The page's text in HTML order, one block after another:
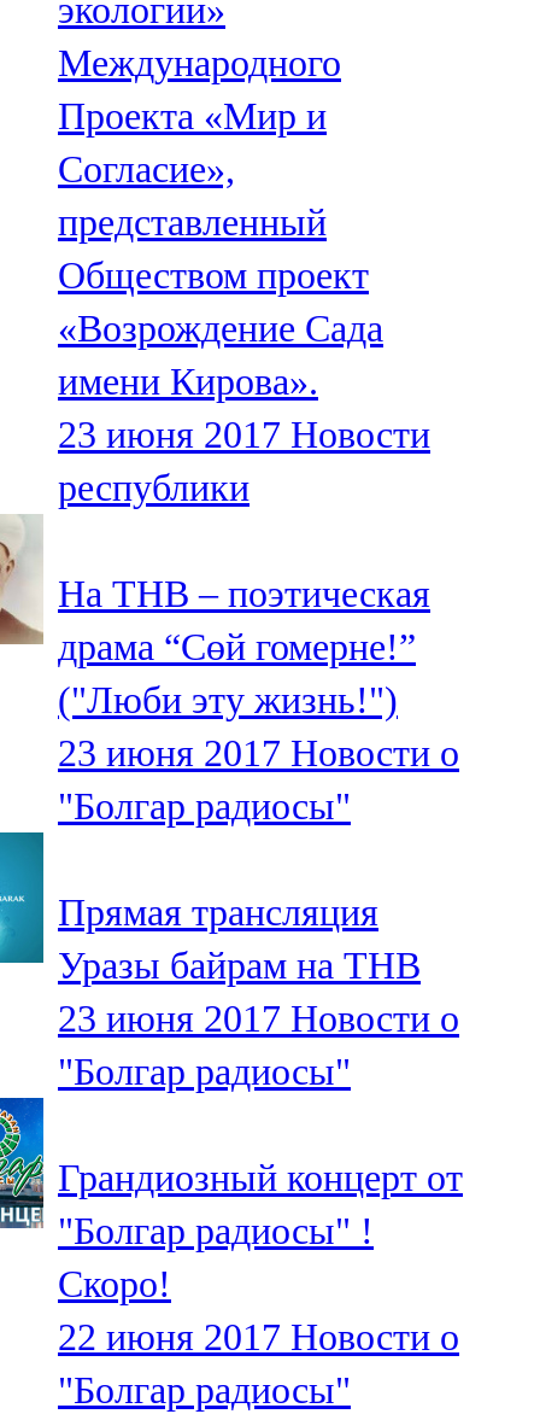
экологии»
Международного
Проекта «Мир и
Согласие»,
представленный
Обществом проект
«Возрождение Сада
имени Кирова».
23 июня 2017 Новости
республики
На ТНВ – поэтическая
драма “Сөй гомерне!”
("Люби эту жизнь!")
23 июня 2017 Новости о
"Болгар радиосы"
Прямая трансляция
Уразы байрам на ТНВ
23 июня 2017 Новости о
"Болгар радиосы"
Грандиозный концерт от
"Болгар радиосы" !
Скоро!
22 июня 2017 Новости о
"Болгар радиосы"